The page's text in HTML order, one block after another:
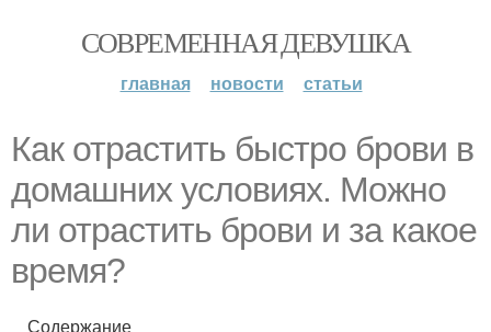
СОВРЕМЕННАЯ ДЕВУШКА
главная новости статьи
Как отрастить быстро брови в
домашних условиях. Можно
ли отрастить брови и за какое
время?
Содержание